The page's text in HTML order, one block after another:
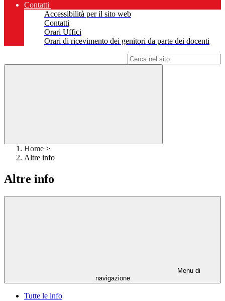
Contatti
Accessibilità per il sito web
Contatti
Orari Uffici
Orari di ricevimento dei genitori da parte dei docenti
Home >
Altre info
Altre info
Menu di
navigazione
Tutte le info